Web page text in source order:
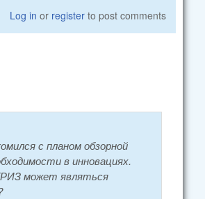
Log in or register to post comments
с планом обзорной
в инновациях.
может являться